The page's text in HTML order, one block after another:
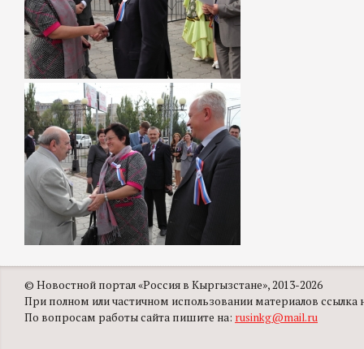
© Новостной портал «Россия в Кыргызстане», 2013-2026
При полном или частичном использовании материалов ссылка
По вопросам работы сайта пишите на: rusinkg@mail.ru